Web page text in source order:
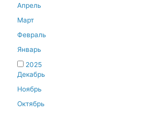
Апрель
Март
Февраль
Январь
2025
Декабрь
Ноябрь
Октябрь